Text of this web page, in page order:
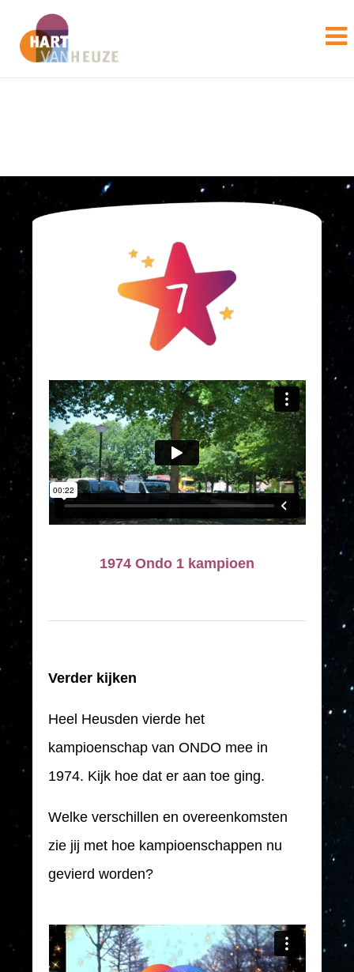
1974 Ondo 1 kampioen
Verder kijken
Heel Heusden vierde het
kampioenschap van ONDO mee in
1974. Kijk hoe dat er aan toe ging.
Welke verschillen en overeenkomsten
zie jij met hoe kampioenschappen nu
gevierd worden?